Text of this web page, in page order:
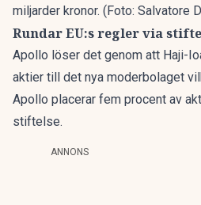
miljarder kronor. (Foto: Salvatore
Rundar EU:s regler via
Apollo löser det genom att Haji-
aktier till det nya moderbolaget
Apollo placerar fem procent av
stiftelse.
ANNONS